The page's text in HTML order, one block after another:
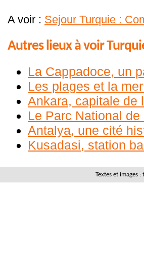
A voir : Sejour Turquie :
Autres lieux à voir
La Cappadoce, un
Les plages et la
Ankara, capitale de
Le Parc National de
Antalya, une cité
Kusadasi, station
Textes et images